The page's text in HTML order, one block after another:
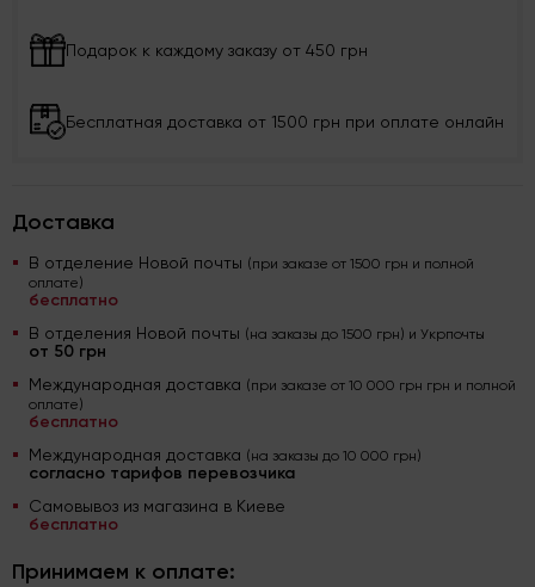
Подарок к каждому заказу от 450 грн
Бесплатная доставка от 1500 грн при оплате онлайн
Доставка
В отделение Новой почты (при заказе от 1500 грн и полной
оплате)
бесплатно
В отделения Новой почты (на заказы до 1500 грн) и Укрпочты
от 50 грн
Международная доставка (при заказе от 10 000 грн грн и полной
оплате)
бесплатно
Международная доставка (на заказы до 10 000 грн)
согласно тарифов перевозчика
Самовывоз из магазина в Киеве
бесплатно
Принимаем к оплате: